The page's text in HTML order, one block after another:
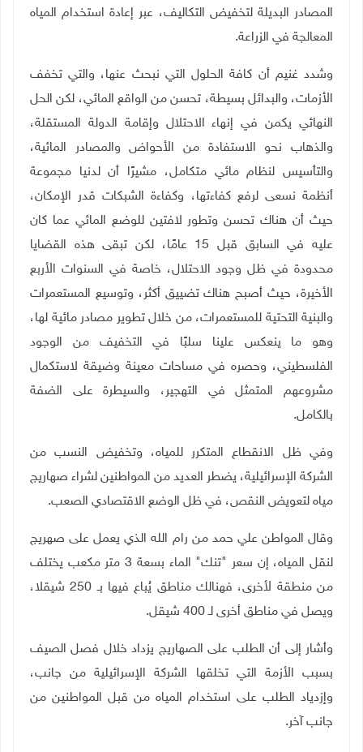
المصادر البديلة لتخفيض التكاليف، عبر إعادة استخدام المياه
المعالجة في الزراعة.
وشدد غنيم أن كافة الحلول التي نبحث عنها، والتي تخفف
الأزمات، والبدائل بسيطة، تحسن من الواقع المائي، لكن الحل
النهائي يكمن في إنهاء الاحتلال وإقامة الدولة المستقلة،
والذهاب نحو الاستفادة من الأحواض والمصادر المائية،
والتأسيس لنظام مائي متكامل، مشيرًا أن لدنيا مجموعة
أنظمة نسعى لرفع كفاءتها، وكفاءة الشبكات قدر الإمكان،
حيث أن هناك تحسن وتطور لافتين للوضع المائي عما كان
عليه في السابق قبل 15 عامًا، لكن تبقى هذه القضايا
محدودة في ظل وجود الاحتلال، خاصة في السنوات الأربع
الأخيرة، حيث أصبح هناك تضييق أكثر، وتوسيع المستعمرات
والبنية التحتية للمستعمرات، من خلال تطوير مصادر مائية لها،
وهو ما ينعكس علينا سلبًا في التخفيف من الوجود
الفلسطيني، وحصره في مساحات معينة وضيقة لاستكمال
مشروعهم المتمثل في التهجير، والسيطرة على الضفة
بالكامل.
وفي ظل الانقطاع المتكرر للمياه، وتخفيض النسب من
الشركة الإسرائيلية، يضطر العديد من المواطنين لشراء صهاريج
مياه لتعويض النقص، في ظل الوضع الاقتصادي الصعب.
وقال المواطن علي حمد من رام الله الذي يعمل على صهريج
لنقل المياه، إن سعر "تنك" الماء بسعة 3 متر مكعب يختلف
من منطقة لأخرى، فهنالك مناطق يُباع فيها بـ 250 شيقلا،
ويصل في مناطق أخرى لـ 400 شيقل.
وأشار إلى أن الطلب على الصهاريج يزداد خلال فصل الصيف
بسبب الأزمة التي تخلقها الشركة الإسرائيلية من جانب،
وإزدياد الطلب على استخدام المياه من قبل المواطنين من
جانب آخر.